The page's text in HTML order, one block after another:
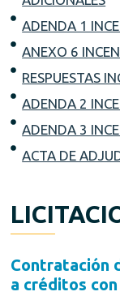
ADENDA 1
ANEXO 6
RESPUESTAS
ADENDA 2
ADENDA 3
ACTA DE
Contratación
a créditos